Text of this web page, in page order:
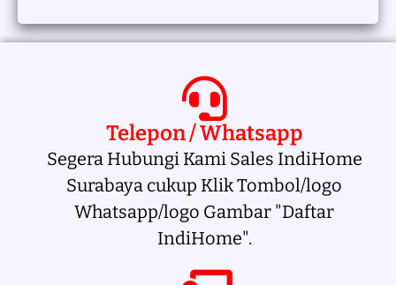
Telepon / Whatsapp
Segera Hubungi Kami Sales IndiHome
Surabaya cukup Klik Tombol/logo
Whatsapp/logo Gambar "Daftar
IndiHome".